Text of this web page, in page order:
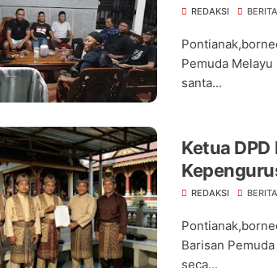
Strategis
REDAKSI
Pemuda
santa...
Ketua
Periode
REDAKSI
Barisan
seca...